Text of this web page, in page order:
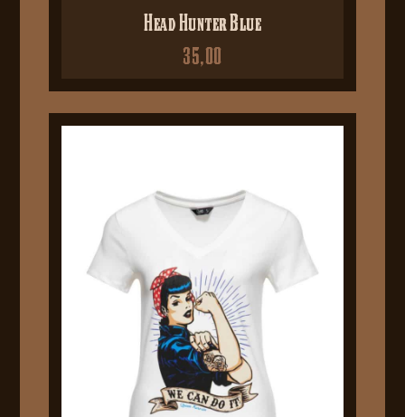
Head Hunter Blue
35,00